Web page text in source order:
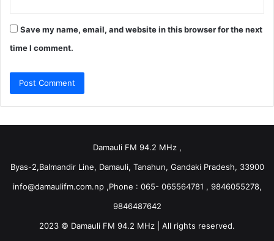
Save my name, email, and website in this browser for the next
time I comment.
Damauli FM 94.2 MHz ,
Byas-2,Balmandir Line, Damauli, Tanahun, Gandaki Pradesh, 33900
info@damaulifm.com.np,Phone : 065- 065564781 , 9846055278,
9846487642
2023 © Damauli FM 94.2 MHz | All rights reserved.